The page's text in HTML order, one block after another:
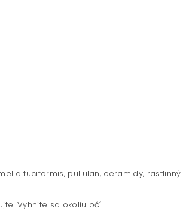
fuciformis, pullulan, ceramidy,
Vyhnite sa okoliu očí.